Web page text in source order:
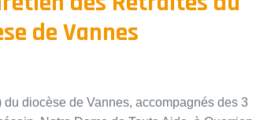
de Vannes
diocèse de Vannes, accompagnés des 3